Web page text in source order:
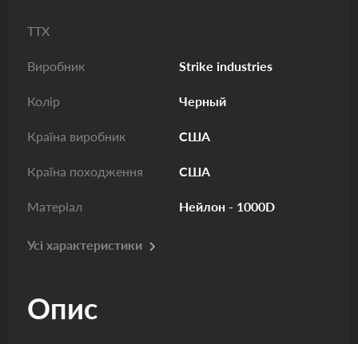
ТТХ
Виробник Strike industries
Колір Черный
Країна виробник США
Країна походження США
Матеріал Нейлон - 1000D
Усі характеристики
Опис